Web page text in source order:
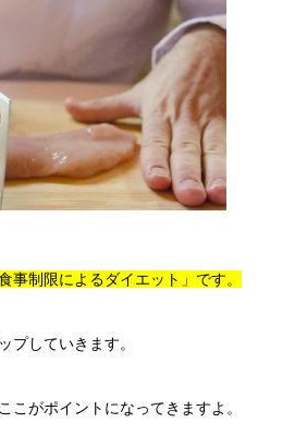
事制限によるダイエット」です。
プしていきます。
こがポイントになってきますよ。